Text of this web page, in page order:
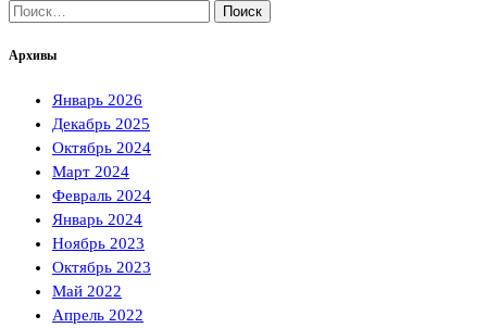
Найти:
Архивы
Январь 2026
Декабрь 2025
Октябрь 2024
Март 2024
Февраль 2024
Январь 2024
Ноябрь 2023
Октябрь 2023
Май 2022
Апрель 2022